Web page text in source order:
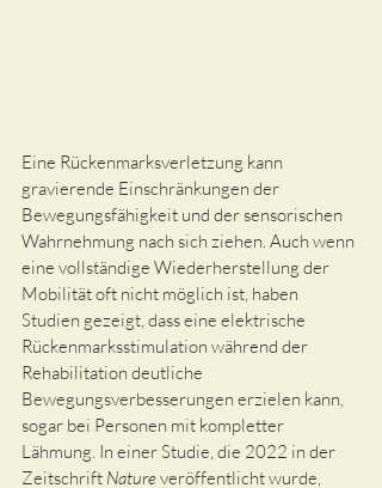
Eine Rückenmarksverletzung kann
gravierende Einschränkungen der
Bewegungsfähigkeit und der sensorischen
Wahrnehmung nach sich ziehen. Auch wenn
eine vollständige Wiederherstellung der
Mobilität oft nicht möglich ist, haben
Studien gezeigt, dass eine elektrische
Rückenmarksstimulation während der
Rehabilitation deutliche
Bewegungsverbesserungen erzielen kann,
sogar bei Personen mit kompletter
Lähmung. In einer Studie, die 2022 in der
Zeitschrift Nature veröffentlicht wurde,